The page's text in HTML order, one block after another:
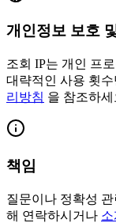
개인정보 보호
조회 IP는 개인 프
대략적인 사용 횟
리방침 을 참조하
책임
질문이나 정확성
해 연락하시거나 소